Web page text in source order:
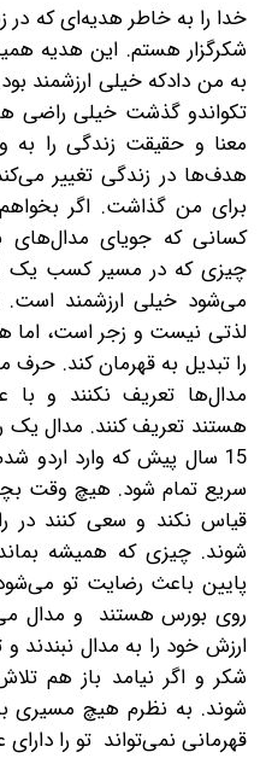
خدا را به خاطر هدیه‌ای که در
شکرگزار هستم. این هدیه
به من دادکه خیلی ارزشمند
تکواندو گذشت خیلی راضی
معنا و حقیقت زندگی را
هدف‌ها در زندگی تغییر
برای من گذاشت. اگر
کسانی که جویای مدال‌های
چیزی که در مسیر کسب یک
می‌شود خیلی ارزشمند
لذتی نیست و زجر است، اما
را تبدیل به قهرمان کند.
مدال‌ها تعریف نکنند و با
15 سال پیش که وارد اردو
سریع تمام شود. هیچ وقت
قیاس نکند و سعی کنند در
شوند. چیزی که همیشه
پایین باعث رضایت تو
روی بورس هستند و مدال
ارزش خود را به مدال نبندند
شکر و اگر نیامد باز هم
شوند. به نظرم هیچ مسیری
قهرمانی نمی‌تواند تو را دارای